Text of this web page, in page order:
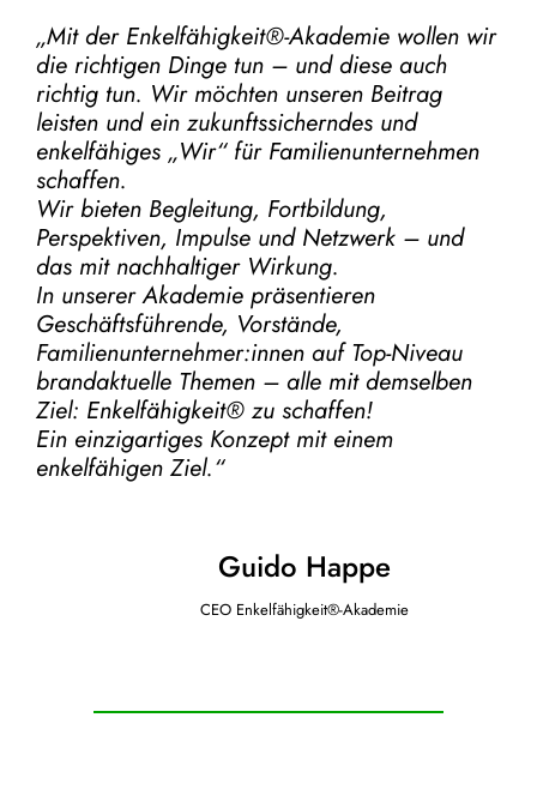
„Mit der Enkelfähigkeit®-Akademiewollen wir
die richtigen Dinge tun – und diese auch
richtig tun. Wir möchten unseren Beitrag
leisten und ein zukunftssicherndes und
enkelfähiges „Wir“ für Familienunternehmen
schaffen.
Wir bieten Begleitung, Fortbildung,
Perspektiven, Impulse und Netzwerk – und
das mit nachhaltiger Wirkung.
In unserer Akademie präsentieren
Geschäftsführende, Vorstände,
Familienunternehmer:innen auf Top-Niveau
brandaktuelle Themen – alle mit demselben
Ziel: Enkelfähigkeit® zu schaffen!
Ein einzigartiges Konzept mit einem
enkelfähigen Ziel.“
Guido Happe
CEO Enkelfähigkeit®-Akademie